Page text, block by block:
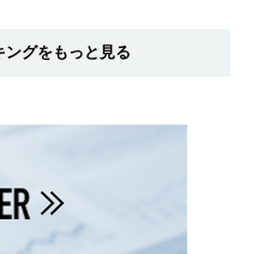
ングをもっと見る